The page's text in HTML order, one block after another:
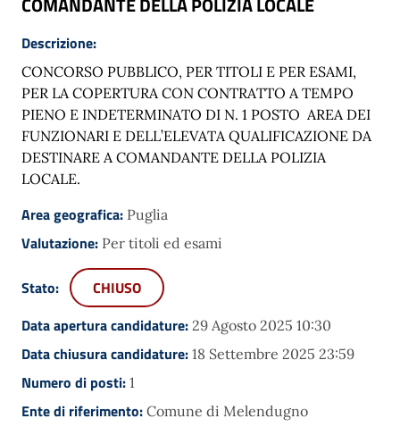
Descrizione:
CONCORSO PUBBLICO, PER TITOLI E PER ESAMI,
PER LA COPERTURA CON CONTRATTO A TEMPO
PIENO E INDETERMINATO DI N. 1 POSTO AREA DEI
FUNZIONARI E DELL’ELEVATA QUALIFICAZIONE DA
DESTINARE A COMANDANTE DELLA POLIZIA
LOCALE.
Area geografica: Puglia
Valutazione: Per titoli ed esami
Stato:
CHIUSO
Data apertura candidature: 29 Agosto 2025 10:30
Data chiusura candidature: 18 Settembre 2025 23:59
Numero di posti: 1
Ente di riferimento: Comune di Melendugno